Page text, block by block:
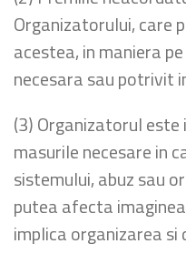
Organizatorului, care
acestea, in maniera
necesara sau potrivit
(3) Organizatorul
masurile necesare in
sistemului, abuz sau
putea afecta
implica organizarea si